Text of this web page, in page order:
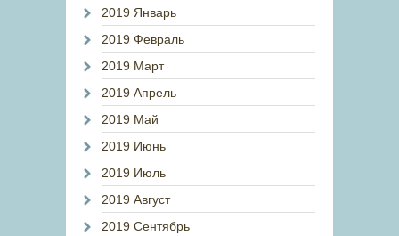
2019 Январь
2019 Февраль
2019 Март
2019 Апрель
2019 Май
2019 Июнь
2019 Июль
2019 Август
2019 Сентябрь